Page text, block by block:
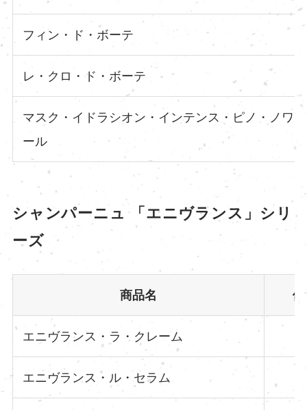
フィン・ド・ボーテ
レ・クロ・ド・ボーテ
マスク・イドラシオン・インテンス・ピノ・ノワ
ール
シャンパーニュ 「エニヴランス」シリ
ーズ
商品名
エニヴランス・ラ・クレーム
エニヴランス・ル・セラム